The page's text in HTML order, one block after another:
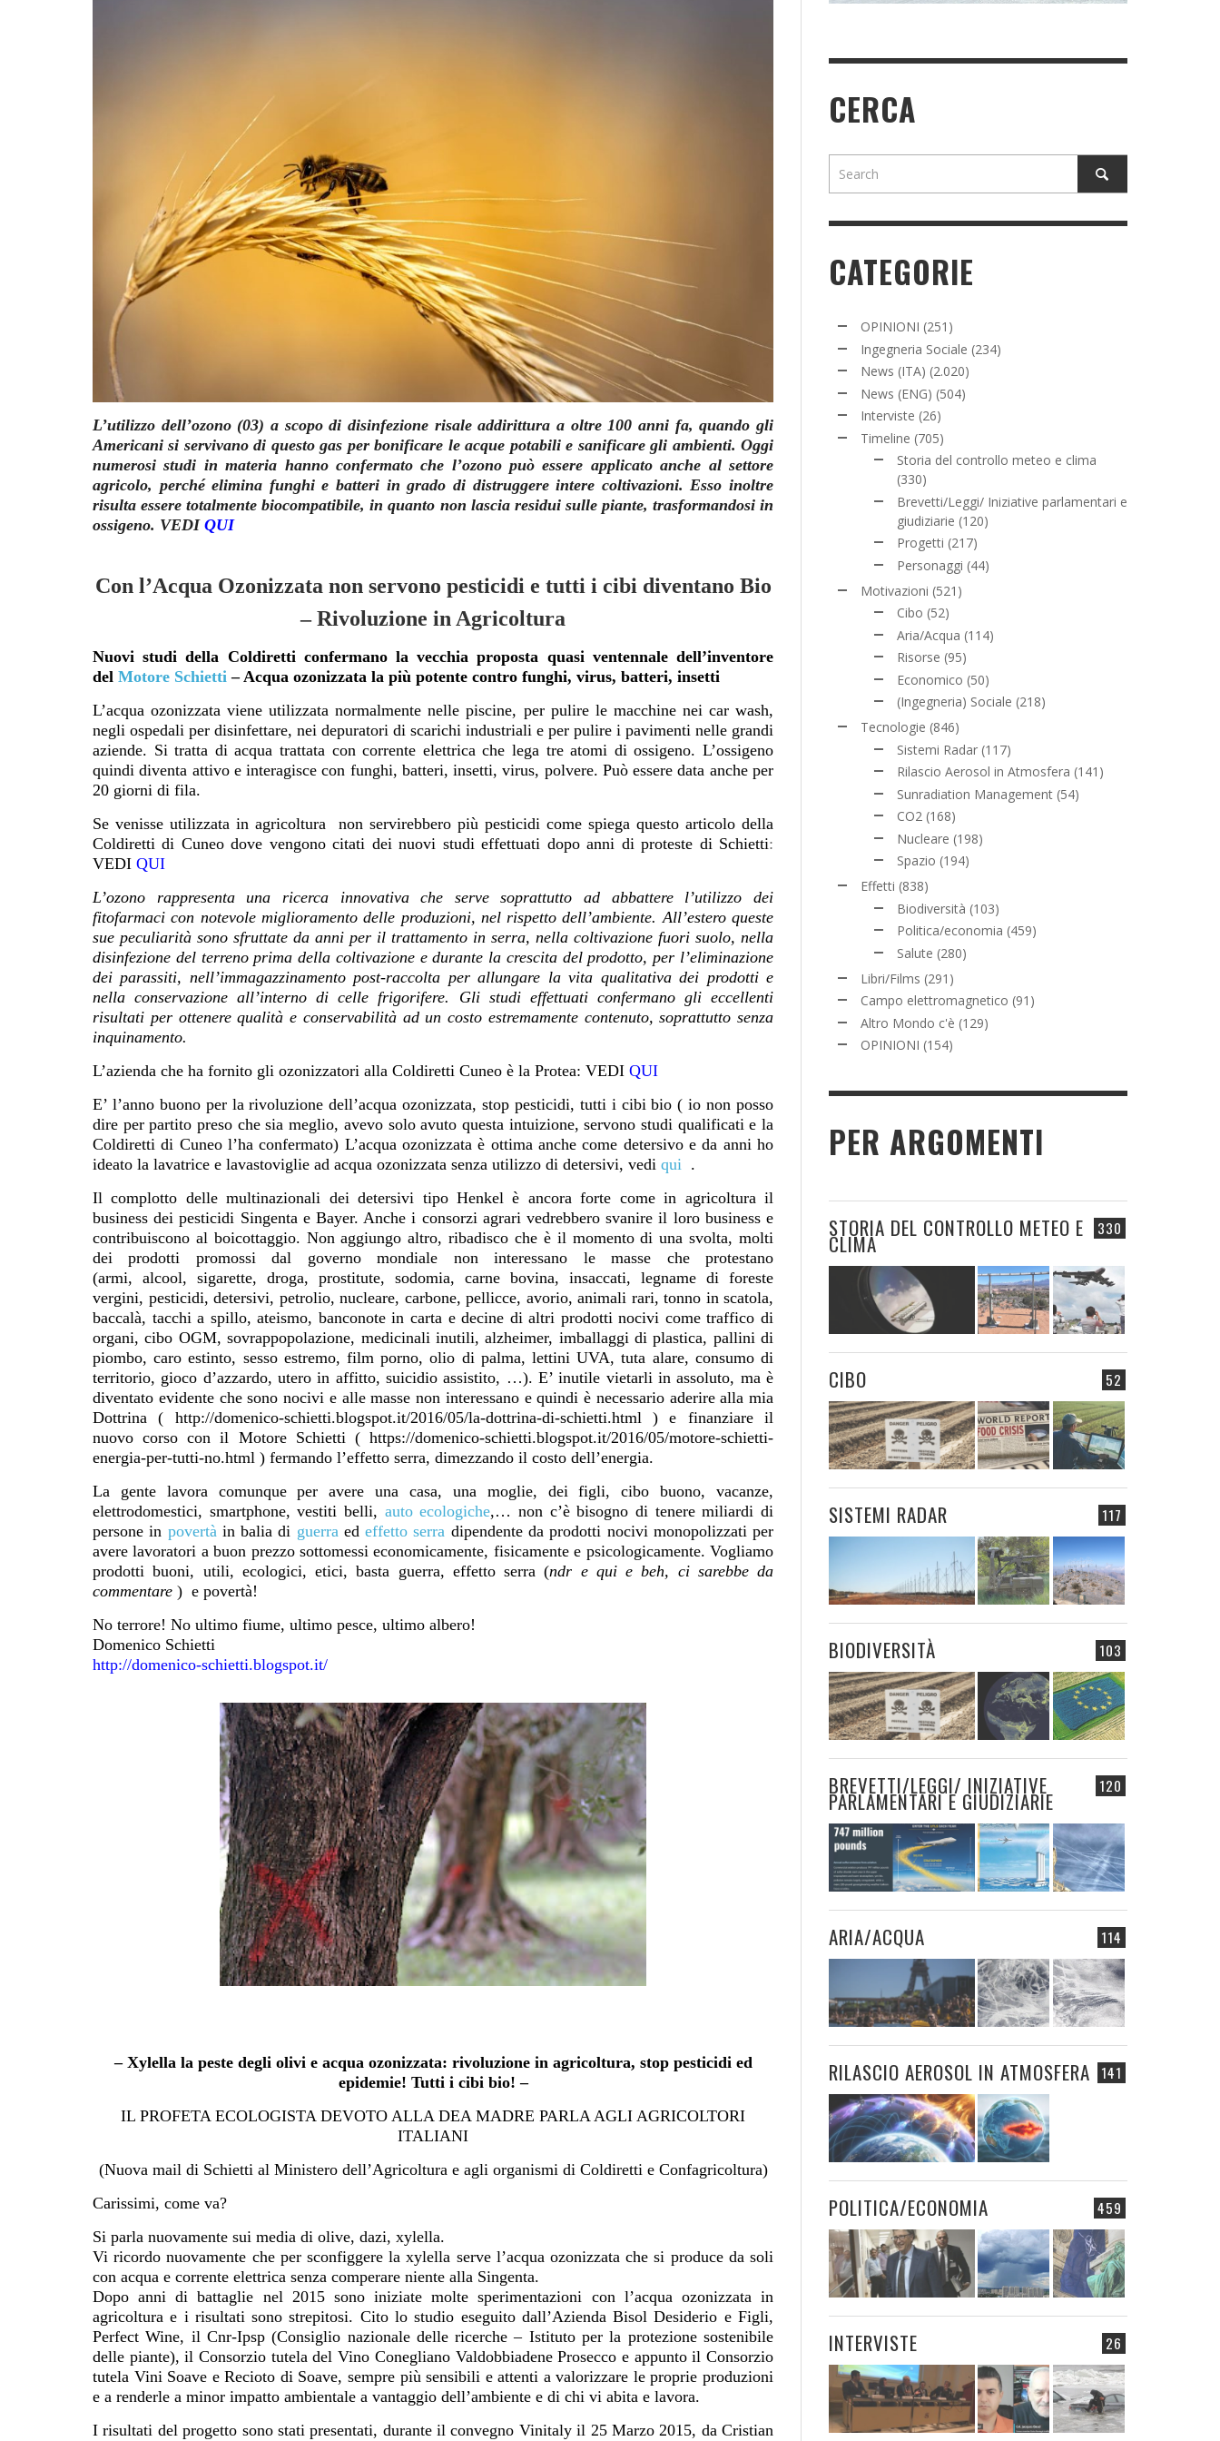
L’utilizzo dell’ozono (03) a scopo di disinfezione risale addirittura a oltre 100 anni fa, quando gli
Americani si servivano di questo gas per bonificare le acque potabili e sanificare gli ambienti. Oggi
numerosi studi in materia hanno confermato che l’ozono può essere applicato anche al settore
agricolo, perché elimina funghi e batteri in grado di distruggere intere coltivazioni. Esso inoltre
risulta essere totalmente biocompatibile, in quanto non lascia residui sulle piante, trasformandosi in
ossigeno. VEDI QUI
Con l’Acqua Ozonizzata non servono pesticidi e tutti i cibi diventano Bio
– Rivoluzione in Agricoltura
Nuovi studi della Coldiretti confermano la vecchia proposta quasi ventennale dell’inventore
del Motore Schietti – Acqua ozonizzata la più potente contro funghi, virus, batteri, insetti
L’acqua ozonizzata viene utilizzata normalmente nelle piscine, per pulire le macchine nei car wash,
negli ospedali per disinfettare, nei depuratori di scarichi industriali e per pulire i pavimenti nelle grandi
aziende. Si tratta di acqua trattata con corrente elettrica che lega tre atomi di ossigeno. L’ossigeno
quindi diventa attivo e interagisce con funghi, batteri, insetti, virus, polvere. Può essere data anche per
20 giorni di fila.
Se venisse utilizzata in agricoltura non servirebbero più pesticidi come spiega questo articolo della
Coldiretti di Cuneo dove vengono citati dei nuovi studi effettuati dopo anni di proteste di Schietti:
VEDI QUI
L’ozono rappresenta una ricerca innovativa che serve soprattutto ad abbattere l’utilizzo dei
fitofarmaci con notevole miglioramento delle produzioni, nel rispetto dell’ambiente. All’estero queste
sue peculiarità sono sfruttate da anni per il trattamento in serra, nella coltivazione fuori suolo, nella
disinfezione del terreno prima della coltivazione e durante la crescita del prodotto, per l’eliminazione
dei parassiti, nell’immagazzinamento post-raccolta per allungare la vita qualitativa dei prodotti e
nella conservazione all’interno di celle frigorifere. Gli studi effettuati confermano gli eccellenti
risultati per ottenere qualità e conservabilità ad un costo estremamente contenuto, soprattutto senza
inquinamento.
L’azienda che ha fornito gli ozonizzatori alla Coldiretti Cuneo è la Protea: VEDI QUI
E’ l’anno buono per la rivoluzione dell’acqua ozonizzata, stop pesticidi, tutti i cibi bio ( io non posso
dire per partito preso che sia meglio, avevo solo avuto questa intuizione, servono studi qualificati e la
Coldiretti di Cuneo l’ha confermato) L’acqua ozonizzata è ottima anche come detersivo e da anni ho
ideato la lavatrice e lavastoviglie ad acqua ozonizzata senza utilizzo di detersivi, vedi qui .
Il complotto delle multinazionali dei detersivi tipo Henkel è ancora forte come in agricoltura il
business dei pesticidi Singenta e Bayer. Anche i consorzi agrari vedrebbero svanire il loro business e
contribuiscono al boicottaggio. Non aggiungo altro, ribadisco che è il momento di una svolta, molti
dei prodotti promossi dal governo mondiale non interessano le masse che protestano
(armi, alcool, sigarette, droga, prostitute, sodomia, carne bovina, insaccati, legname di foreste
vergini, pesticidi, detersivi, petrolio, nucleare, carbone, pellicce, avorio, animali rari, tonno in scatola,
baccalà, tacchi a spillo, ateismo, banconote in carta e decine di altri prodotti nocivi come traffico di
organi,cibo OGM,sovrappopolazione, medicinali inutili,alzheimer, imballaggi di plastica, pallini di
piombo, caro estinto, sesso estremo,film porno,olio di palma, lettini UVA, tuta alare, consumo di
territorio, gioco d’azzardo, utero in affitto,suicidio assistito, …).E’ inutile vietarli in assoluto, ma è
diventato evidente che sono nocivi e alle masse non interessano e quindi è necessario aderire alla mia
Dottrina ( http://domenico-schietti.blogspot.it/2016/05/la-dottrina-di-schietti.html) e finanziare il
nuovo corso con il Motore Schietti ( https://domenico-schietti.blogspot.it/2016/05/motore-schietti-
energia-per-tutti-no.html ) fermando l’effetto serra, dimezzando il costo dell’energia.
La gente lavora comunque per avere una casa, una moglie, dei figli, cibo buono, vacanze,
elettrodomestici, smartphone, vestiti belli, auto ecologiche,… non c’è bisogno di tenere miliardi di
persone in povertàin balia di guerraedeffetto serra dipendente da prodotti nocivi monopolizzati per
avere lavoratori a buon prezzo sottomessi economicamente, fisicamente e psicologicamente. Vogliamo
prodotti buoni, utili, ecologici, etici, basta guerra, effetto serra (ndr e qui e beh, ci sarebbe da
commentare ) e povertà!
No terrore! No ultimo fiume, ultimo pesce, ultimo albero!
Domenico Schietti
http://domenico-schietti.blogspot.it/
– Xylella la peste degli olivi e acqua ozonizzata: rivoluzione in agricoltura, stop pesticidi ed
epidemie! Tutti i cibi bio! –
IL PROFETA ECOLOGISTA DEVOTO ALLA DEA MADRE PARLA AGLI AGRICOLTORI
ITALIANI
(Nuova mail di Schietti al Ministero dell’Agricoltura e agli organismi di Coldiretti e Confagricoltura)
Carissimi, come va?
Si parla nuovamente sui media di olive, dazi, xylella.
Vi ricordo nuovamente che per sconfiggere la xylella serve l’acqua ozonizzata che si produce da soli
con acqua e corrente elettrica senza comperare niente alla Singenta.
Dopo anni di battaglie nel 2015 sono iniziate molte sperimentazioni con l’acqua ozonizzata in
agricoltura e i risultati sono strepitosi. Cito lo studio eseguito dall’Azienda Bisol Desiderio e Figli,
Perfect Wine, il Cnr-Ipsp (Consiglio nazionale delle ricerche – Istituto per la protezione sostenibile
delle piante), il Consorzio tutela del Vino Conegliano Valdobbiadene Prosecco e appunto il Consorzio
tutela Vini Soave e Recioto di Soave, sempre più sensibili e attenti a valorizzare le proprie produzioni
e a renderle a minor impatto ambientale a vantaggio dell’ambiente e di chi vi abita e lavora.
I risultati del progetto sono stati presentati, durante il convegno Vinitaly il 25 Marzo 2015, da Cristian
CERCA
CATEGORIE
OPINIONI (251)
Ingegneria Sociale (234)
News (ITA) (2.020)
News (ENG) (504)
Interviste (26)
Timeline (705)
Storia del controllo meteo e clima
(330)
Brevetti/Leggi/ Iniziative parlamentari e
giudiziarie (120)
Progetti (217)
Personaggi (44)
Motivazioni (521)
Cibo (52)
Aria/Acqua (114)
Risorse (95)
Economico (50)
(Ingegneria) Sociale (218)
Tecnologie (846)
Sistemi Radar (117)
Rilascio Aerosol in Atmosfera (141)
Sunradiation Management (54)
CO2 (168)
Nucleare (198)
Spazio (194)
Effetti (838)
Biodiversità (103)
Politica/economia (459)
Salute (280)
Libri/Films (291)
Campo elettromagnetico (91)
Altro Mondo c'è (129)
OPINIONI (154)
PER ARGOMENTI
330
STORIA DEL CONTROLLO METEO E
CLIMA
52
CIBO
117
SISTEMI RADAR
103
BIODIVERSITÀ
120
BREVETTI/LEGGI/ INIZIATIVE
PARLAMENTARI E GIUDIZIARIE
114
ARIA/ACQUA
141
RILASCIO AEROSOL IN ATMOSFERA
459
POLITICA/ECONOMIA
26
INTERVISTE